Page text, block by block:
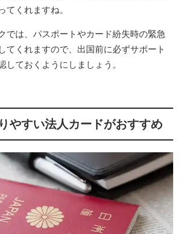
てくれますね。
では、パスポートやカード紛失時の緊急
てくれますので、出国前に必ずサポート
しておくようにしましょう。
やすい法人カードがおすすめ